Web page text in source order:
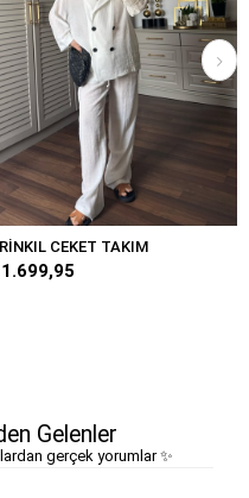
PİLİSELİ ETEK
Gelenler
gerçek yorumlar ✨